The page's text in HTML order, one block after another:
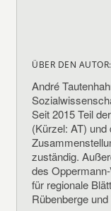
ÜBER DEN AUTOR:
André
Seit 2015 Teil
(Kürzel: AT)
zuständig.
des
für regionale
Rübenberge